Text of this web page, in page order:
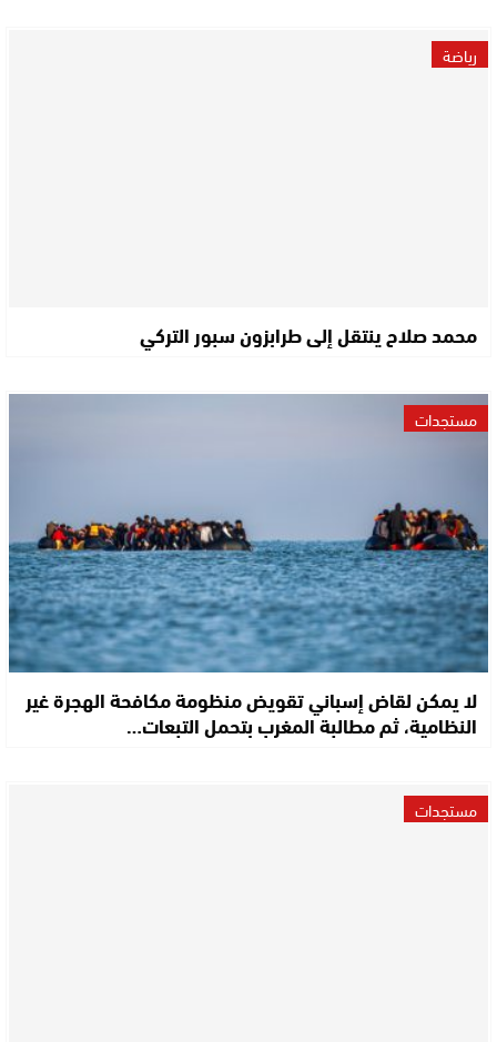
رياضة
محمد صلاح ينتقل إلى طرابزون سبور التركي
مستجدات
لا يمكن لقاض إسباني تقويض منظومة مكافحة الهجرة غير
النظامية، ثم مطالبة المغرب بتحمل التبعات…
مستجدات